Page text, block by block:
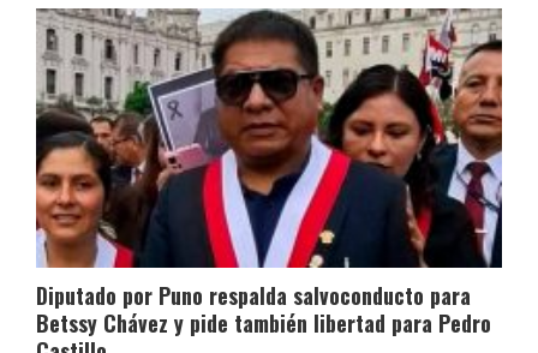
Diputado por Puno respalda salvoconducto para
Betssy Chávez y pide también libertad para Pedro